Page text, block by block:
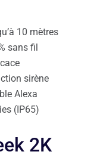
10 mètres
sans fil
sirène
Alexa
(IP65)
2K